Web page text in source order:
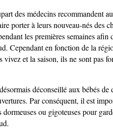
des médecins recommandent
porter à leurs nouveau-nés des
les premières semaines afin
Cependant en fonction de la
vivez et la saison, ils ne sont pas
déconseillé aux bébés de
Par conséquent, il est
dormeuses ou gigoteuses pour